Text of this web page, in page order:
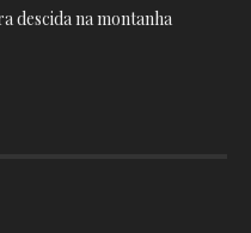
descida na montanha